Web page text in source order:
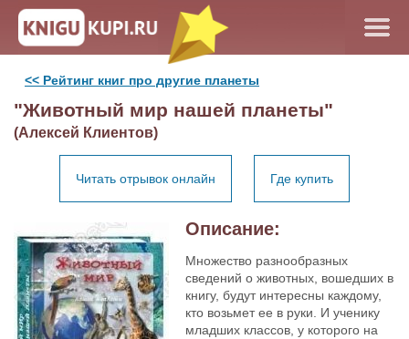
<< Рейтинг книг про другие планеты
"Животный мир нашей планеты"
(Алексей Клиентов)
Читать отрывок онлайн Где купить
Описание:
Множество разнообразных
сведений о животных, вошедших в
книгу, будут интересны каждому,
кто возьмет ее в руки. И ученику
младших классов, у которого на